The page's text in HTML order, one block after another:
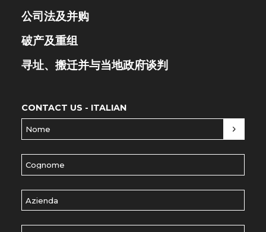
公司法及并购
破产及重组
寻址、搬迁并与当地政府谈判
CONTACT US - ITALIAN
Nome
Cognome
Azienda